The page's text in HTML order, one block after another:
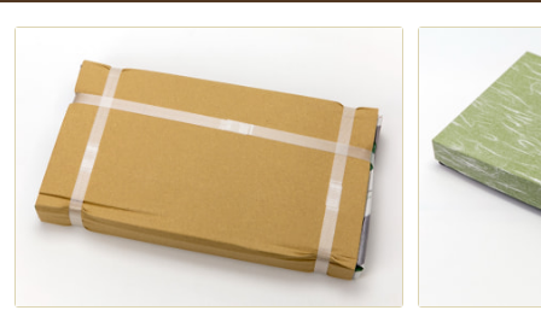
っとしたのど越しで、さっぱりし
めかぶ好きにはたまりませんね。
有のくっきりとした歯触り がクセ